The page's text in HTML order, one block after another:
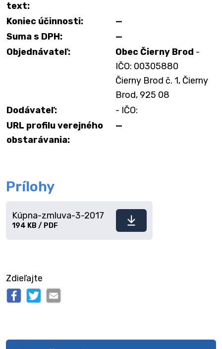
text:
Koniec účinnosti:
—
Suma s DPH:
—
Objednávateľ:
Obec Čierny Brod -
IČO: 00305880
Čierny Brod č. 1, Čierny
Brod, 925 08
Dodávateľ:
- IČO:
URL profilu verejného
obstarávania:
—
Prílohy
Stiahnuť
Kúpna-zmluva-3-2017
194 KB / PDF
Zdieľajte